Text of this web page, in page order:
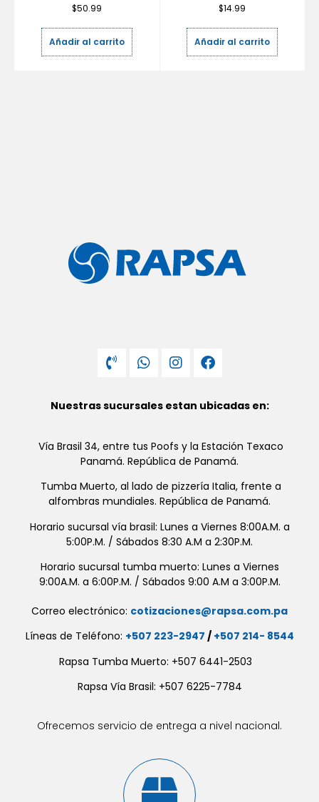
$50.99
Añadir al carrito
$14.99
Añadir al carrito
Nuestras sucursales estan ubicadas en:
Vía Brasil 34, entre tus Poofs y la Estación Texaco
Panamá. República de Panamá.
Tumba Muerto, al lado de pizzería Italia, frente a
alfombras mundiales. República de Panamá.
Horario sucursal vía brasil: Lunes a Viernes 8:00A.M. a
5:00P.M. / Sábados 8:30 A.M a 2:30P.M.
Horario sucursal tumba muerto: Lunes a Viernes
9:00A.M. a 6:00P.M. / Sábados 9:00 A.M a 3:00P.M.
Correo electrónico: cotizaciones@rapsa.com.pa
Líneas de Teléfono: +507 223-2947 / +507 214- 8544
Rapsa Tumba Muerto: +507 6441-2503
Rapsa Vía Brasil: +507 6225-7784
Ofrecemos servicio de entrega a nivel nacional.